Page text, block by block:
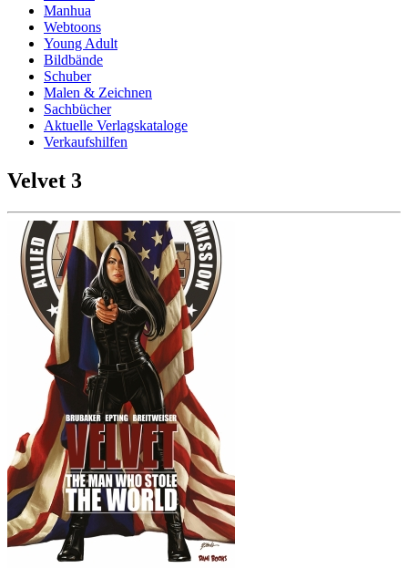
Manhua
Webtoons
Young Adult
Bildbände
Schuber
Malen & Zeichnen
Sachbücher
Aktuelle Verlagskataloge
Verkaufshilfen
Velvet 3